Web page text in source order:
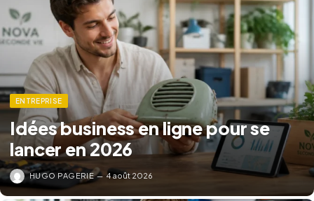
ENTREPRISE
Idées business en ligne pour se
lancer en 2026
HUGO PAGERIE 4 août 2026